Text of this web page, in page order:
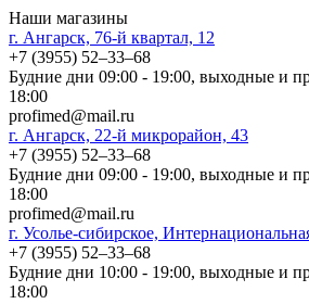
Наши магазины
г. Ангарск, 76-й квартал, 12
+7 (3955) 52‒33‒68
Будние дни 09:00 - 19:00, выходные и
18:00
profimed@mail.ru
г. Ангарск, 22-й микрорайон, 43
+7 (3955) 52‒33‒68
Будние дни 09:00 - 19:00, выходные и
18:00
profimed@mail.ru
г. Усолье-сибирское,
+7 (3955) 52‒33‒68
Будние дни 10:00 - 19:00, выходные и
18:00